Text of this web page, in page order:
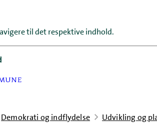
til det respektive indhold.
Demokrati og indflydelse Udvikling og